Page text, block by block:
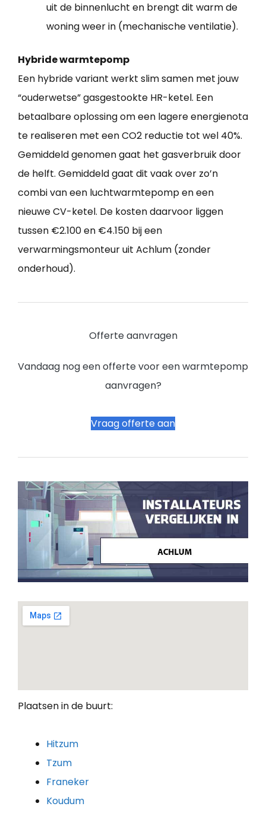
uit de binnenlucht en brengt dit warm de
woning weer in (mechanische ventilatie).
Hybride warmtepomp
Een hybride variant werkt slim samen met jouw
“ouderwetse” gasgestookte HR-ketel. Een
betaalbare oplossing om een lagere energienota
te realiseren met een CO2 reductie tot wel 40%.
Gemiddeld genomen gaat het gasverbruik door
de helft. Gemiddeld gaat dit vaak over zo’n
combi van een luchtwarmtepomp en een
nieuwe CV-ketel. De kosten daarvoor liggen
tussen €2.100 en €4.150 bij een
verwarmingsmonteur uit Achlum (zonder
onderhoud).
Offerte aanvragen
Vandaag nog een offerte voor een warmtepomp
aanvragen?
Vraag offerte aan
Plaatsen in de buurt:
Hitzum
Tzum
Franeker
Koudum